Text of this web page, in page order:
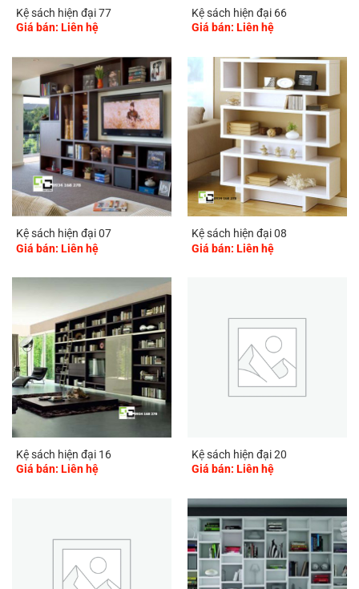
Kệ sách hiện đại 77
Giá bán: Liên hệ
Kệ sách hiện đại 66
Giá bán: Liên hệ
Kệ sách hiện đại 07
Giá bán: Liên hệ
Kệ sách hiện đại 08
Giá bán: Liên hệ
Kệ sách hiện đại 16
Giá bán: Liên hệ
Kệ sách hiện đại 20
Giá bán: Liên hệ